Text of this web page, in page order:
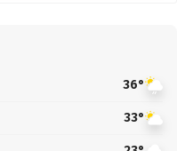
36°
33°